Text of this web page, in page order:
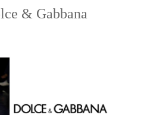
& Gabbana